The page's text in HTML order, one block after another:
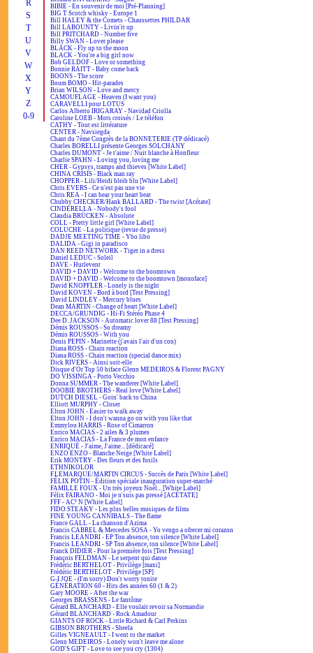
R
S
T
U
V
W
X
Y
Z
0-9
BIBIE - En souvenir de moi [Pré-Planning]
BIG T Scotch whisky - Europe 1
Bill HALEY & the Comets - Chaussettes PHILDAR
Bill LABOUNTY - Livin'it up
Bill PRITCHARD - Number five
Billy SWAN - Lover please
BLACK - Fly up to the moon
BLACK - You're a big girl now
Bob GELDOF - Love or something
Bonnie RAITT - Baby come back
BOONS - The score
Boum BOMO - Hit-parades
Brian WILSON - Love and mercy
CAMOUFLAGE - Heaven (I want you)
CARAVELLI pour LOTUS
Carlos Alberto IRIGARAY - Navidad Criolla
Caroline LOEB - Mots croisés / Le téléfon
CATHY - Tout est littérature
CENTER - Navsiegda
Chant du 7ème Congrès de la BONNETERIE (TP dédicacé)
Charles BORELLI présente Georges SOLCHANY
Charles DUMONT - Je t'aime / Nuit blanche à Honfleur
Charlie SPAHN - Loving you, loving me
CHER - Gypsys, tramps and thieves [White Label]
CHINA CRISIS - Black man ray
CHOPPER - Lili/Heidi bleib blu [White Label]
Chris EVERS - Ce n'est pas une vie
Chris REA - I can hear your heart beat
Chubby CHECKER/Hank BALLARD - The twist [Acétate]
CINDERELLA - Nobody's fool
Claudia BRÜCKEN - Absolute
COLL - Pretty little girl [White Label]
COLUCHE - La politique (revue de presse)
DADJE MEETING TIME - Ybo libo
DALIDA - Gigi in paradisco
DAN REED NETWORK - Tiger in a dress
Daniel LEDUC - Soleil
DAVE - Hurlevent
DAVID + DAVID - Welcome to the boomtown
DAVID + DAVID - Welcome to the boomtown [monoface]
David KNOPFLER - Lonely is the night
David KOVEN - Bord à bord [Test Pressing]
David LINDLEY - Mercury blues
Dean MARTIN - Change of heart [White Label]
DECCA/GRUNDIG - Hi-Fi Stéréo Phase 4
Dee D. JACKSON - Automatic lover 88 [Test Pressing]
Démis ROUSSOS - So dreamy
Démis ROUSSOS - With you
Denis PEPIN - Marinette (j'avais l'air d'un con)
Diana ROSS - Chain reaction
Diana ROSS - Chain reaction (special dance mix)
Dick RIVERS - Ainsi soit-elle
Disque d'Or Top 50 biface Glenn MEDEIROS & Florent PAGNY
DO VISSINGA - Porto Vecchio
Donna SUMMER - The wanderer [White Label]
DOOBIE BROTHERS - Real love [White Label]
DUTCH DIESEL - Goin' back to China
Elliott MURPHY - Closer
Elton JOHN - Easier to walk away
Elton JOHN - I don't wanna go on with you like that
Emmylou HARRIS - Rose of Cimarron
Enrico MACIAS - 2 ailes & 3 plumes
Enrico MACIAS - La France de mon enfance
ENRIQUÉ - J'aime, J'aime... [dédicacé]
ENZO ENZO - Blanche Neige [White Label]
Erik MONTRY - Des fleurs et des fusils
ETHNIKOLOR
F.LEMARQUE/MARTIN CIRCUS - Succès de Paris [White Label]
FÉLIX POTIN - Édition spéciale inauguration super-marché
FAMILLE FOUX - Un très joyeux Noël... [White Label]
Félix FAIRANO - Moi je n'suis pas pressé [ACÉTATE]
FFF - AC² N [White Label]
FIDO STEAKY - Les plus belles musiques de films
FINE YOUNG CANNIBALS - The flame
France GALL - La chanson d'Azima
Francis CABREL & Mercedes SOSA - Yo vengo a ofrecer mi corazon
Francis LEANDRI - EP Ton absence, ton silence [White Label]
Francis LEANDRI - SP Ton absence, ton silence [White Label]
Franck DIDIER - Pour la première fois [Test Pressing]
François FELDMAN - Le serpent qui danse
Frédéric BERTHELOT - Privilège [maxi]
Frédéric BERTHELOT - Privilège [SP]
G-I JOE - (I'm sorry) Don't worry tonite
GÉNÉRATION 60 - Hits des années 60 (1 & 2)
Gary MOORE - After the war
Georges BRASSENS - Le fantôme
Gérard BLANCHARD - Elle voulait revoir sa Normandie
Gérard BLANCHARD - Rock Amadour
GIANTS OF ROCK - Little Richard & Carl Perkins
GIBSON BROTHERS - Sheela
Gilles VIGNEAULT - I went to the market
Glenn MEDEIROS - Lonely won't leave me alone
GOD'S GIFT - Love to see you cry (1304)